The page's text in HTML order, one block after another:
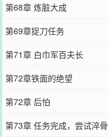
第68章 炼脏大成
第69章捉刀任务
第71章 白巾军百夫长
第72章铁面的绝望
第72章 后怕
第73章 任务完成，尝试淬骨